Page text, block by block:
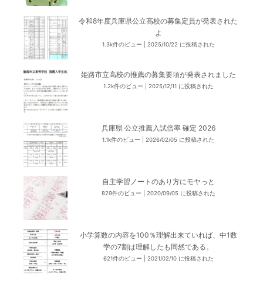
令和8年度兵庫県公立高校の募集定員が発表された
よ
1.3k件のビュー 2025/10/22 に投稿された
姫路市立高校の推薦の募集要項が発表されました
1.2k件のビュー 2025/12/11 に投稿された
兵庫県 公立推薦入試倍率 確定 2026
1.1k件のビュー 2026/02/05 に投稿された
自主学習ノートのあり方にモヤっと
829件のビュー 2020/09/05 に投稿された
小学算数の内容を100％理解出来ていれば、中1数
学の7割は理解したも同然である。
621件のビュー 2021/02/10 に投稿された